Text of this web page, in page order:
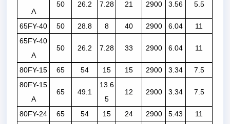
A
50 26.2 7.28 21 2900 3.56 5.5
65FY-40 50 28.8 8 40 2900 6.04
11
65FY-40
A
50 26.2 7.28 33 2900 6.04 11
80FY-15 65 54 15 15 2900 3.34
7.5
80FY-15
A
65 49.1
13.6
5
12 2900 3.34 7.5
80FY-24 65 54 15 24 2900 5.43
11